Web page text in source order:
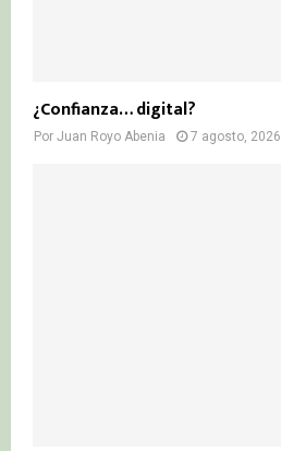
¿Confianza… digital?
Por Juan Royo Abenia 7 agosto, 2026